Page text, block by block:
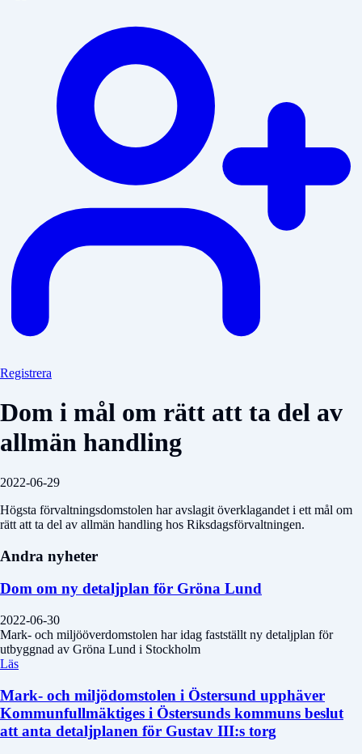
Registrera
Dom i mål om rätt att ta del av
allmän handling
2022-06-29
Högsta förvaltningsdomstolen har avslagit överklagandet i ett mål om
rätt att ta del av allmän handling hos Riksdagsförvaltningen.
Andra nyheter
Dom om ny detaljplan för Gröna Lund
2022-06-30
Mark- och miljööverdomstolen har idag fastställt ny detaljplan för
utbyggnad av Gröna Lund i Stockholm
Läs
Mark- och miljödomstolen i Östersund upphäver
Kommunfullmäktiges i Östersunds kommuns beslut
att anta detaljplanen för Gustav III:s torg